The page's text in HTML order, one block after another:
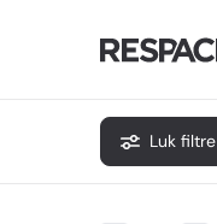
Luk filtre